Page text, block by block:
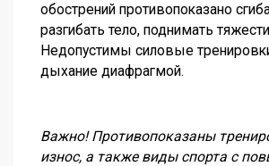
обострений противопоказано
разгибать тело, поднимать
Недопустимы силовые
дыхание диафрагмой.
Важно! Противопоказаны
износ, а также виды спорта с